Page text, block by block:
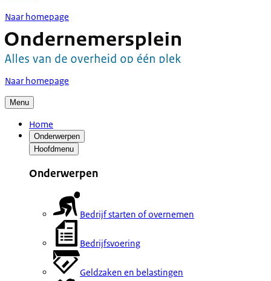
Naar homepage
Naar homepage
Menu
Home
Onderwerpen
Hoofdmenu
Onderwerpen
Bedrijf starten of overnemen
Bedrijfsvoering
Geldzaken en belastingen